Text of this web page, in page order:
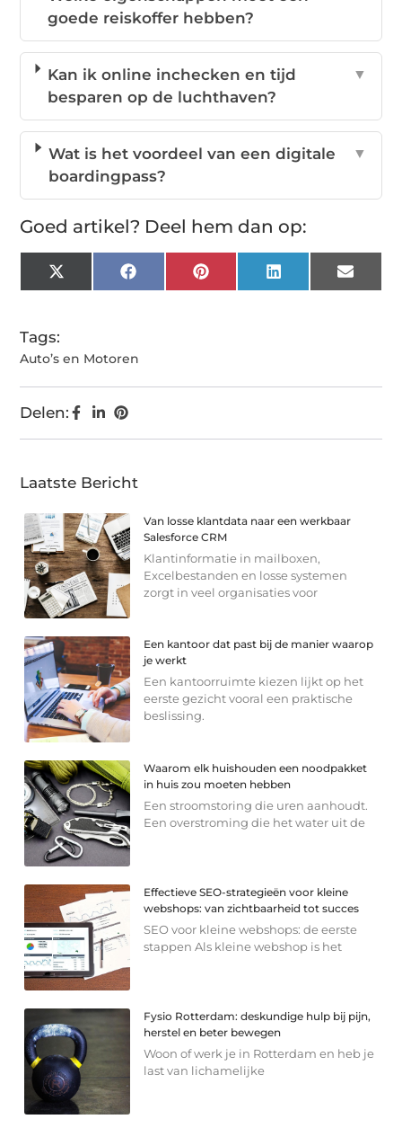
goede reiskoffer hebben?
Kan ik online inchecken en tijd
besparen op de luchthaven?
▼
Wat is het voordeel van een digitale
boardingpass?
▼
Goed artikel? Deel hem dan op:
X
(Twitter)
FacebookPinterest LinkedIn Email
Tags:
Auto’s en Motoren
Delen:
Laatste Bericht
Van losse klantdata naar een werkbaar
Salesforce CRM
Klantinformatie in mailboxen,
Excelbestanden en losse systemen
zorgt in veel organisaties voor
Een kantoor dat past bij de manier waarop
je werkt
Een kantoorruimte kiezen lijkt op het
eerste gezicht vooral een praktische
beslissing.
Waarom elk huishouden een noodpakket
in huis zou moeten hebben
Een stroomstoring die uren aanhoudt.
Een overstroming die het water uit de
Effectieve SEO-strategieën voor kleine
webshops: van zichtbaarheid tot succes
SEO voor kleine webshops: de eerste
stappen Als kleine webshop is het
Fysio Rotterdam: deskundige hulp bij pijn,
herstel en beter bewegen
Woon of werk je in Rotterdam en heb je
last van lichamelijke